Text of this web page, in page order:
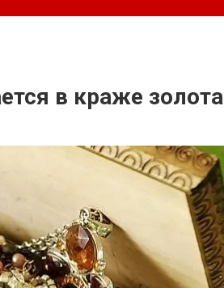
в краже золота